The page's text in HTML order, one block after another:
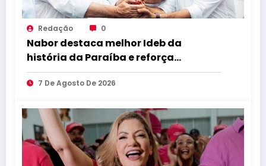
Redação 0
Nabor destaca melhor Ideb da
história da Paraíba e reforça
compromisso com educação de
qualidade
7 De Agosto De 2026